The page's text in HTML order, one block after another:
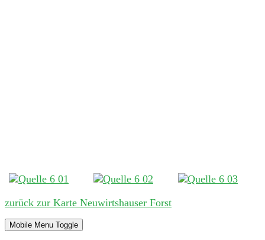
zurück zur Karte Neuwirtshauser Forst
Mobile Menu Toggle